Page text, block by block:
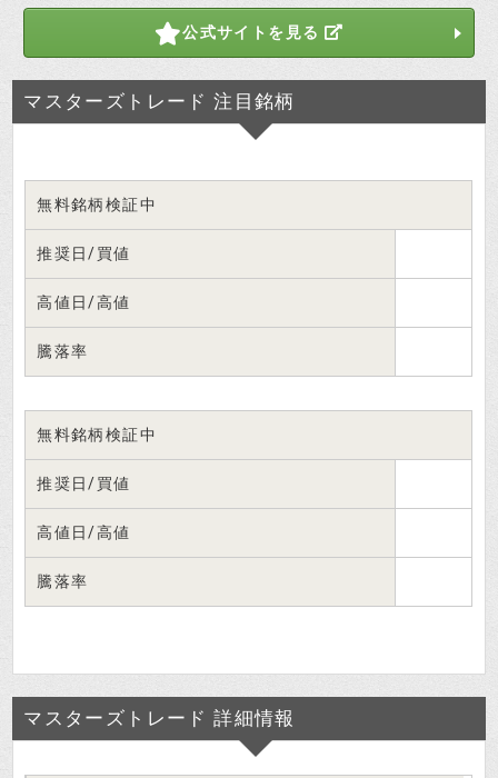
契約期間1日～10日間（自動更新無）
報酬額（税込）5,000円～300,000円
スポットプランの契約期間が１~１０
投資はじめ
これは短期高騰狙いですね。
公式サイトを見る
マスターズトレード 注目銘柄
無料銘柄検証中
推奨日/買値
高値日/高値
騰落率
無料銘柄検証中
推奨日/買値
高値日/高値
騰落率
マスターズトレード 詳細情報